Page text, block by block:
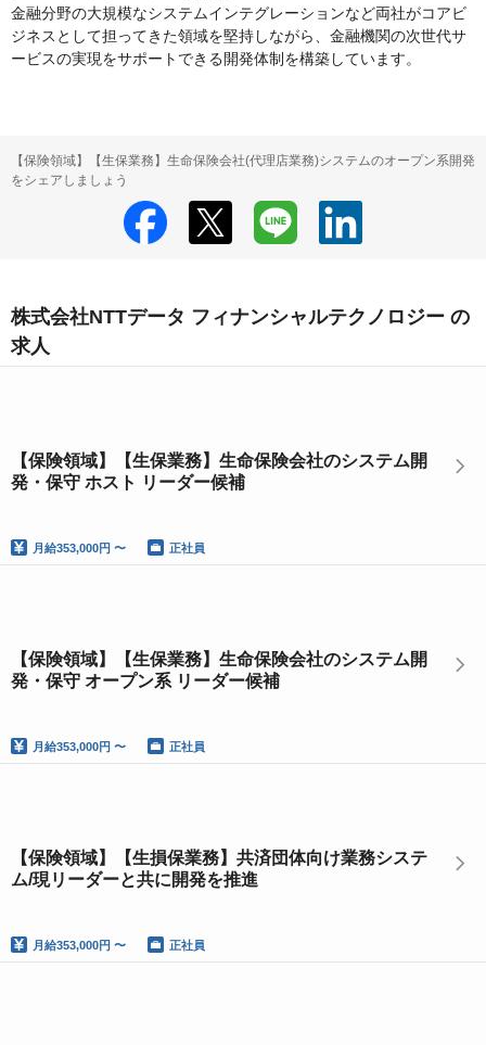
金融分野の大規模なシステムインテグレーションなど両社がコアビ
ジネスとして担ってきた領域を堅持しながら、金融機関の次世代サ
ービスの実現をサポートできる開発体制を構築しています。
【保険領域】【生保業務】生命保険会社(代理店業務)システムのオープン系開発
をシェアしましょう
株式会社NTTデータ フィナンシャルテクノロジー の
求人
【保険領域】【生保業務】生命保険会社のシステム開
発・保守 ホスト リーダー候補
月給353,000円 〜 正社員
【保険領域】【生保業務】生命保険会社のシステム開
発・保守 オープン系 リーダー候補
月給353,000円 〜 正社員
【保険領域】【生損保業務】共済団体向け業務システ
ム/現リーダーと共に開発を推進
月給353,000円 〜 正社員